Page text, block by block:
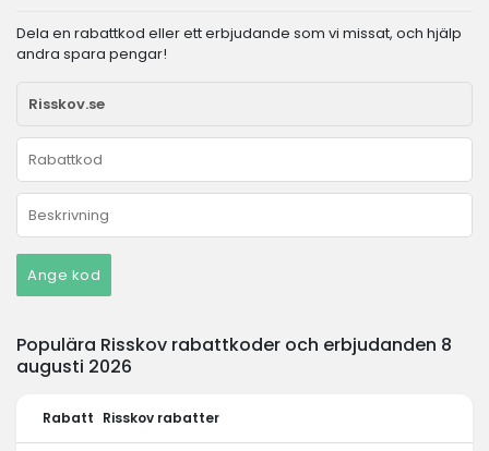
Dela en rabattkod eller ett erbjudande som vi missat, och hjälp
andra spara pengar!
Ange kod
Populära Risskov rabattkoder och erbjudanden 8
augusti 2026
Rabatt Risskov rabatter